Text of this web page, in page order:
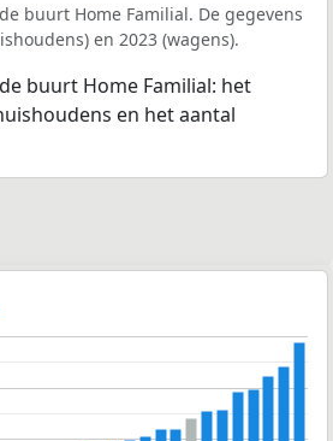
buurt Home Familial. De gegevens
en 2023 (wagens).
buurt Home Familial: het
en het aantal